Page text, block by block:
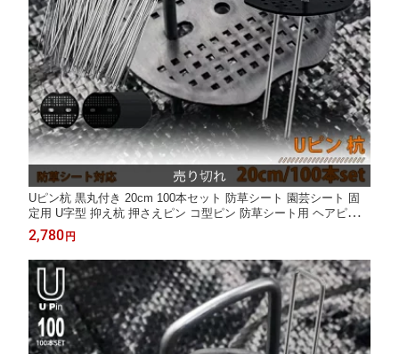
Uピン杭 黒丸付き 20cm 100本セット 防草シート 園芸シート 固
定用 U字型 抑え杭 押さえピン コ型ピン 防草シート用 ヘアピン杭
除草シート 家庭菜園 杭 マルチ 農業 資材 固定 雑草 対策 畑作資
材 農業資材 おさえピン LB-226 区分60Y
2,780 円